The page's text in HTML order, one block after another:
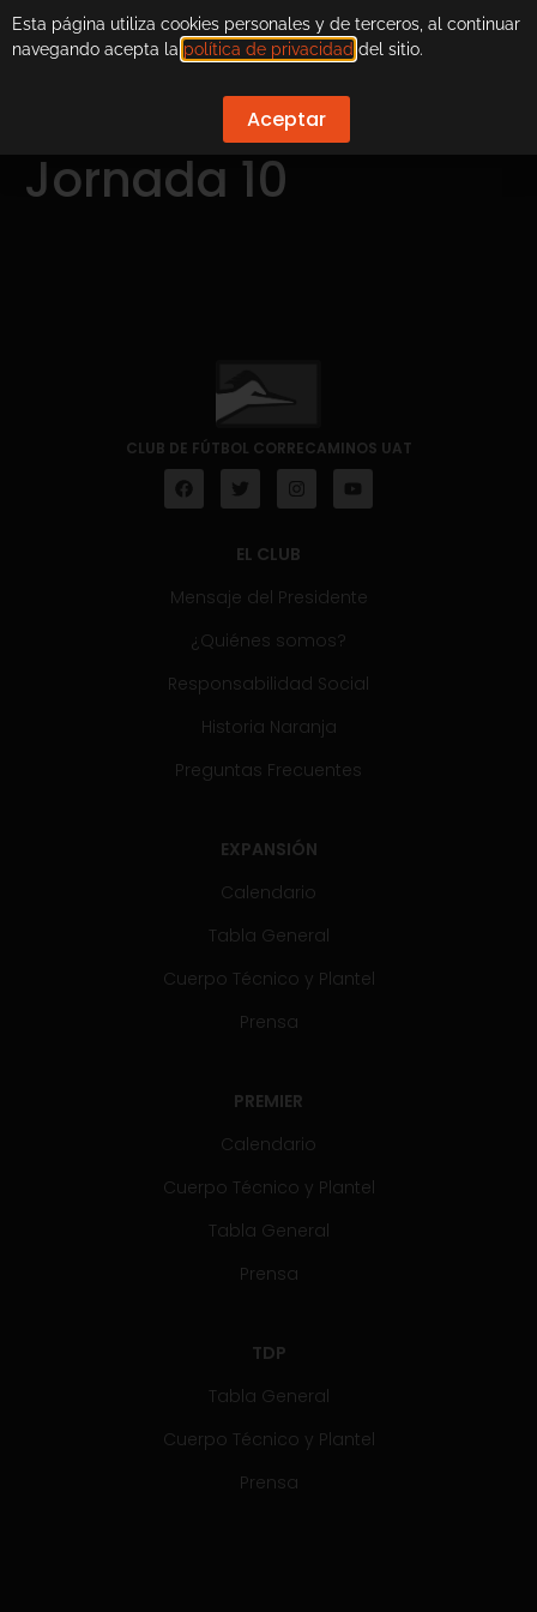
Jornada 10
CLUB DE FÚTBOL CORRECAMINOS UAT
EL CLUB
Mensaje del Presidente
¿Quiénes somos?
Responsabilidad Social
Historia Naranja
Preguntas Frecuentes
EXPANSIÓN
Calendario
Tabla General
Cuerpo Técnico y Plantel
Prensa
PREMIER
Calendario
Cuerpo Técnico y Plantel
Tabla General
Prensa
TDP
Tabla General
Cuerpo Técnico y Plantel
Prensa
Esta página utiliza cookies personales y de terceros, al continuar
navegando acepta la política de privacidad del sitio.
Aceptar